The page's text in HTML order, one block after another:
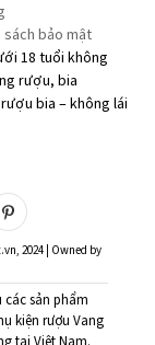
2024 | Owned by
các sản phẩm
kiện rượu Vang
tại Việt Nam.
sách bảo mật
18 tuổi không
rượu, bia
bia – không lái